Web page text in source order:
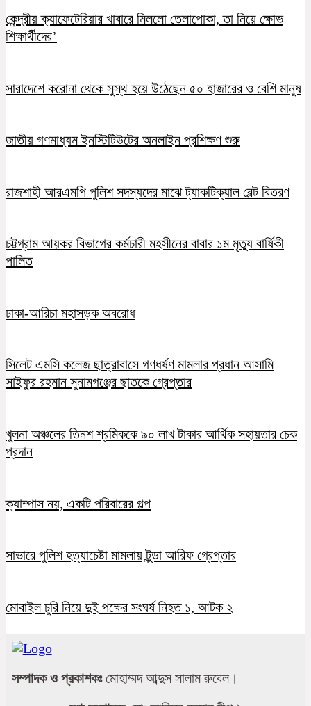
কেন্দ্রীয় ক্যাফেটেরিয়ার খাবারে মিললো তেলাপোকা, তা নিয়ে ক্ষোভ
শিক্ষার্থীদের’
সারাদেশে করোনা থেকে সুস্থ হয়ে উঠেছেন ৫০ হাজারের ও বেশি মানুষ
জাতীয় গণমাধ্যম ইনস্টিটিউটের অনলাইন প্রশিক্ষণ শুরু
রাজশাহী আরএমপি পুলিশ সদস্যদের মাঝে ট্যাকটিক্যাল বেল্ট বিতরণ
চট্টগ্রাম আয়কর বিভাগের কর্মচারী মহসীনের বাবার ১ম মৃত্যু বার্ষিকী
পালিত
ঢাকা-আরিচা মহাসড়ক অবরোধ
সিলেট এমসি কলেজ ছাত্রাবাসে গণধর্ষণ মামলার প্রধান আসামি
সাইফুর রহমান সুনামগঞ্জের ছাতকে গ্রেপ্তার
খুলনা অঞ্চলের তিনশ শ্রমিককে ৯০ লাখ টাকার আর্থিক সহায়তার চেক
প্রদান
ক্যাম্পাস নয়, একটি পরিবারের গল্প
সাভারে পুলিশ হত্যাচেষ্টা মামলায় টুন্ডা আরিফ গ্রেপ্তার
মোবাইল চুরি নিয়ে দুই পক্ষের সংঘর্ষ নিহত ১, আটক ২
সম্পাদক ও প্রকাশকঃমোহাম্মদ আব্দুস সালাম রুবেল।